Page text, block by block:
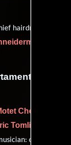
hairdresser (as
de
Choir
Tomlinson
cello stand-